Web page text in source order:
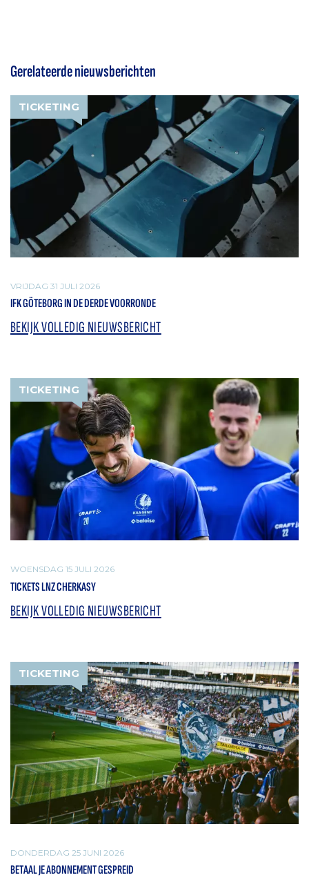
Gerelateerde nieuwsberichten
TICKETING
VRIJDAG 31 JULI 2026
IFK GÖTEBORG IN DE DERDE VOORRONDE
BEKIJK VOLLEDIG NIEUWSBERICHT
TICKETING
WOENSDAG 15 JULI 2026
TICKETS LNZ CHERKASY
BEKIJK VOLLEDIG NIEUWSBERICHT
TICKETING
DONDERDAG 25 JUNI 2026
BETAAL JE ABONNEMENT GESPREID